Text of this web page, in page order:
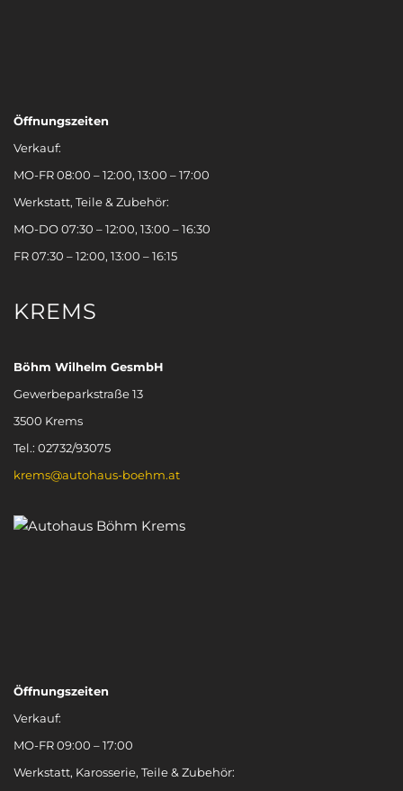
Öffnungszeiten
Verkauf:
MO-FR 08:00 – 12:00, 13:00 – 17:00
Werkstatt, Teile & Zubehör:
MO-DO 07:30 – 12:00, 13:00 – 16:30
FR 07:30 – 12:00, 13:00 – 16:15
KREMS
Böhm Wilhelm GesmbH
Gewerbeparkstraße 13
3500 Krems
Tel.: 02732/93075
krems@autohaus-boehm.at
Öffnungszeiten
Verkauf:
MO-FR 09:00 – 17:00
Werkstatt, Karosserie, Teile & Zubehör: